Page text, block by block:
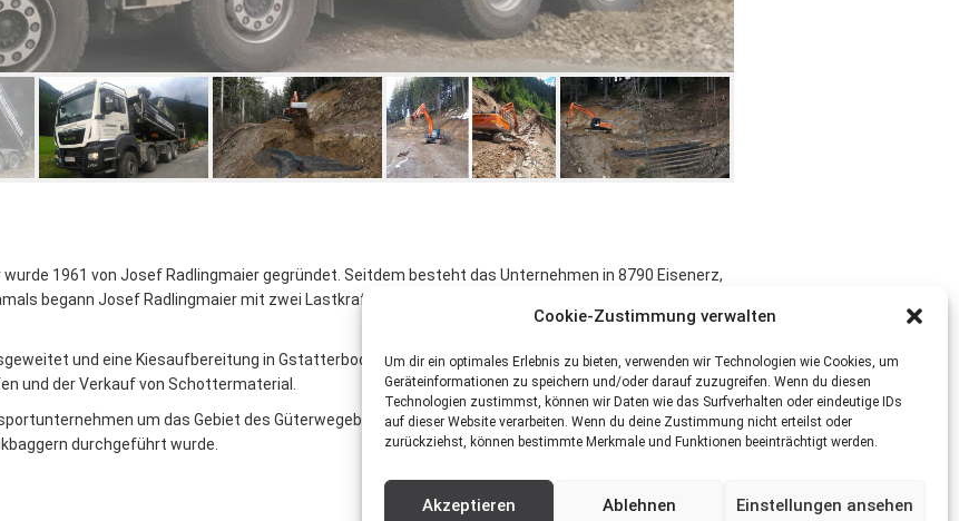
Cookie-Zustimmung verwalten
Um dir ein optimales Erlebnis zu bieten, verwenden wir Technologien wie Cookies, um
Geräteinformationen zu speichern und/oder darauf zuzugreifen. Wenn du diesen
Technologien zustimmst, können wir Daten wie das Surfverhalten oder eindeutige IDs
auf dieser Website verarbeiten. Wenn du deine Zustimmung nicht erteilst oder
zurückziehst, können bestimmte Merkmale und Funktionen beeinträchtigt werden.
Akzeptieren Ablehnen Einstellungen ansehen
1961 von Josef Radlingmaier gegründet. Seitdem besteht das Unternehmen in 8790 Eisenerz,
begann Josef Radlingmaier mit zwei Lastkraftwagen seine Transportaufträge, Überstellungen
und eine Kiesaufbereitung in Gstatterboden aufgenommen, sowie die Belieferung der
und der Verkauf von Schottermaterial.
um das Gebiet des Güterwegebaus, welche zuerst mittels Schubraupen und in
durchgeführt wurde.